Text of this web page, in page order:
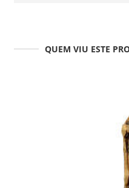
QUEM VIU ESTE